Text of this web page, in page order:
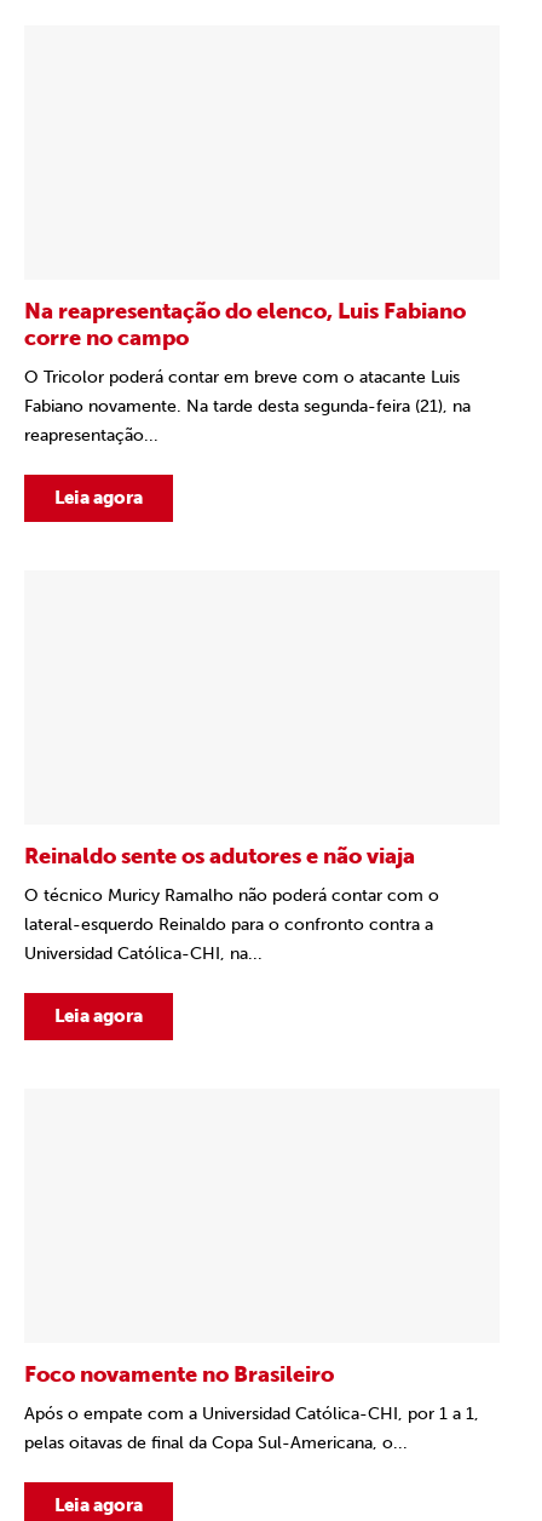
Na reapresentação do elenco, Luis Fabiano
corre no campo
O Tricolor poderá contar em breve com o atacante Luis
Fabiano novamente. Na tarde desta segunda-feira (21), na
reapresentação...
Leia agora
Reinaldo sente os adutores e não viaja
O técnico Muricy Ramalho não poderá contar com o
lateral-esquerdo Reinaldo para o confronto contra a
Universidad Católica-CHI, na...
Leia agora
Foco novamente no Brasileiro
Após o empate com a Universidad Católica-CHI, por 1 a 1,
pelas oitavas de final da Copa Sul-Americana, o...
Leia agora